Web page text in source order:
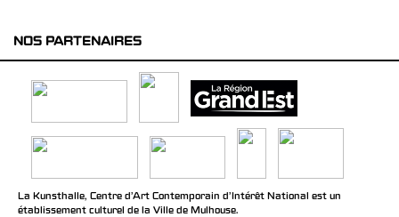
NOS PARTENAIRES
La Kunsthalle, Centre d’Art Contemporain d’Intérêt National est un
établissement culturel de la Ville de Mulhouse.